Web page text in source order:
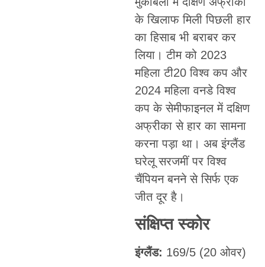
के खिलाफ मिली पिछली हार
का हिसाब भी बराबर कर
लिया। टीम को 2023
महिला टी20 विश्व कप और
2024 महिला वनडे विश्व
कप के सेमीफाइनल में दक्षिण
अफ्रीका से हार का सामना
करना पड़ा था। अब इंग्लैंड
घरेलू सरजमीं पर विश्व
चैंपियन बनने से सिर्फ एक
जीत दूर है।
संक्षिप्त स्कोर
इंग्लैंड: 169/5 (20 ओवर)